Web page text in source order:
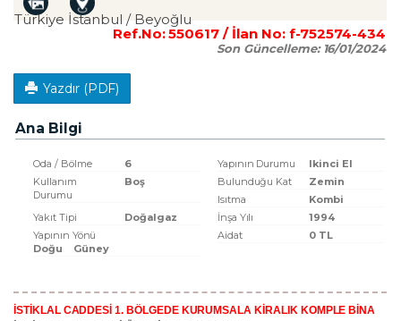
Türkiye İstanbul / Beyoğlu
Ref.No:550617 / İlan No: f-752574-434
Son Güncelleme: 16/01/2024
Yazdır (PDF)
Ana Bilgi
Oda / Bölme 6 Yapının Durumu
Ikinci El
Kullanım
Durumu
Boş Bulunduğu Kat
Zemin
Isıtma
Kombi
Yakıt Tipi
Doğalgaz İnşa Yılı
1994
Yapının Yönü
Doğu
Güney
Aidat 0 TL
İSTİKLAL CADDESİ 1. BÖLGEDE KURUMSALA KİRALIK KOMPLE BİNA